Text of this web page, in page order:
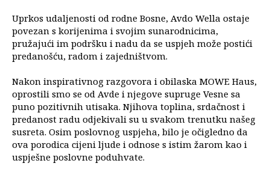
Uprkos udaljenosti od rodne Bosne, Avdo Wella ostaje
povezan s korijenima i svojim sunarodnicima,
pružajući im podršku i nadu da se uspjeh može postići
predanošću, radom i zajedništvom.
Nakon inspirativnog razgovora i obilaska MOWE Haus,
oprostili smo se od Avde i njegove supruge Vesne sa
puno pozitivnih utisaka. Njihova toplina, srdačnost i
predanost radu odjekivali su u svakom trenutku našeg
susreta. Osim poslovnog uspjeha, bilo je očigledno da
ova porodica cijeni ljude i odnose s istim žarom kao i
uspješne poslovne poduhvate.